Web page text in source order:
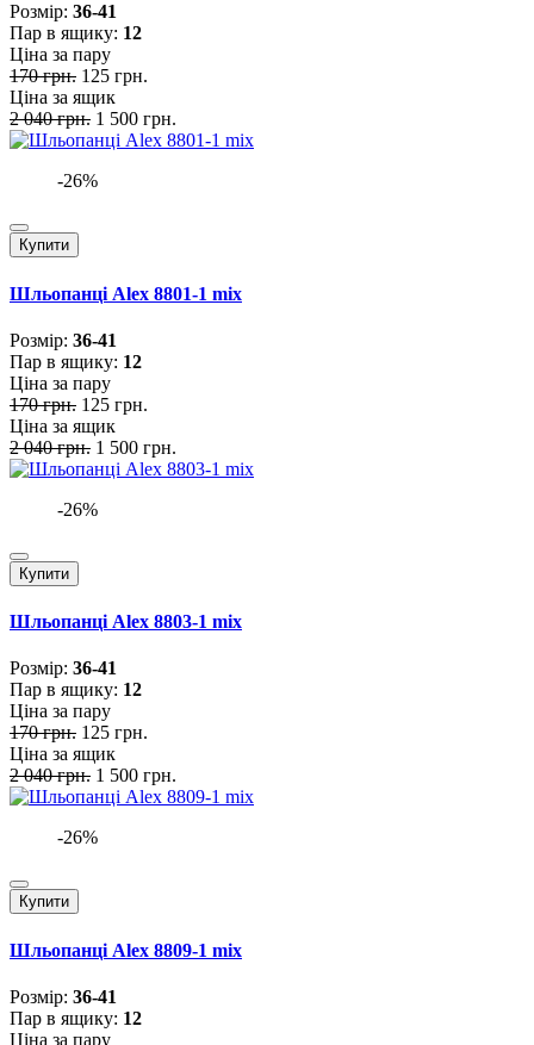
Розмiр: 36-41
Пар в ящику: 12
Ціна за пару
170 грн. 125 грн.
Ціна за ящик
2 040 грн. 1 500 грн.
-26%
Купити
Шльопанці Alex 8801-1 mix
Розмiр: 36-41
Пар в ящику: 12
Ціна за пару
170 грн. 125 грн.
Ціна за ящик
2 040 грн. 1 500 грн.
-26%
Купити
Шльопанці Alex 8803-1 mix
Розмiр: 36-41
Пар в ящику: 12
Ціна за пару
170 грн. 125 грн.
Ціна за ящик
2 040 грн. 1 500 грн.
-26%
Купити
Шльопанці Alex 8809-1 mix
Розмiр: 36-41
Пар в ящику: 12
Ціна за пару